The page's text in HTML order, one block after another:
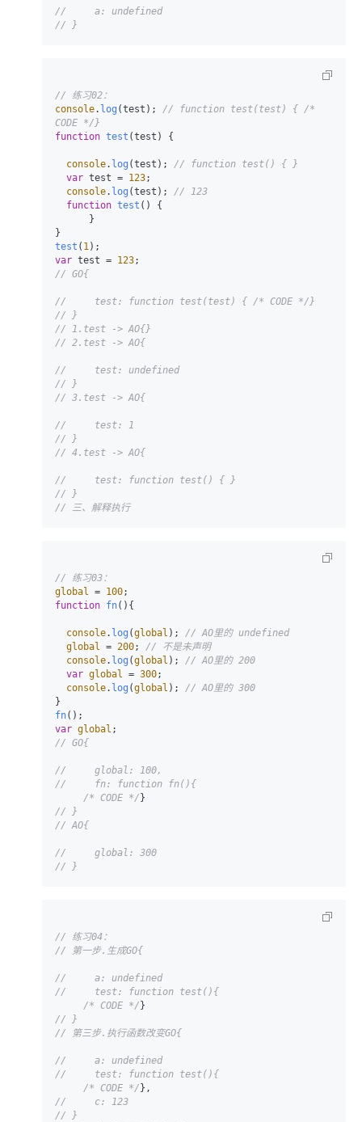
//     a: undefined
// }
// 练习02：
console. log (test); // function test(test) { /*
CODE */}
function test (test ) {
console. log (test); // function test() { }
var test = 123;
console. log (test); // 123
function test ( ) {
test ( 1
var test = 123
// GO{
//     test: function test(test) { /* CODE */}
// }
// 1.test -> AO{}
// 2.test -> AO{
//     test: undefined
// }
// 3.test -> AO{
//     test: 1
// }
// 4.test -> AO{
//     test: function test() { }
// }
// 三、解释执行
// 练习03：
global
= 100
function fn( ){
console. log (global ); // AO里的 undefined
global
= 200; // 不是未声明
console. log (global ); // AO里的 200
var global = 300;
console. log (global ); // AO里的 300
fn
var global
// GO{
//     global: 100,
//     fn: function fn(){
/* CODE */
// }
// AO{
//     global: 300
// }
// 练习04：
// 第一步.生成GO{
//     a: undefined
//     test: function test(){
/* CODE */
// }
// 第三步.执行函数改变GO{
//     a: undefined
//     test: function test(){
/* CODE */
//     c: 123
// }